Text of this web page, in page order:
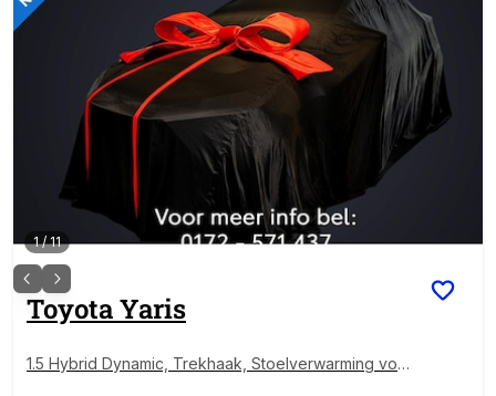
1/11
ToyotaYaris
1.5 Hybrid Dynamic, Trekhaak, Stoelverwarming voor,